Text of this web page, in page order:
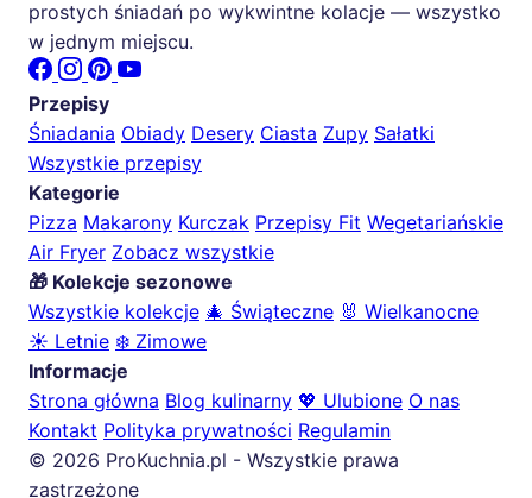
prostych śniadań po wykwintne kolacje — wszystko
w jednym miejscu.
Przepisy
Śniadania Obiady Desery Ciasta Zupy Sałatki
Wszystkie przepisy
Kategorie
Pizza Makarony Kurczak Przepisy Fit Wegetariańskie
Air Fryer Zobacz wszystkie
🎁 Kolekcje sezonowe
Wszystkie kolekcje 🎄 Świąteczne 🐰 Wielkanocne
☀️ Letnie ❄️ Zimowe
Informacje
Strona główna Blog kulinarny 💖 Ulubione O nas
Kontakt Polityka prywatności Regulamin
© 2026 ProKuchnia.pl - Wszystkie prawa
zastrzeżone